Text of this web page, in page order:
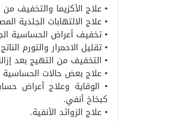
• علاج الأكزيما والتخفيف من
• علاج الالتهابات الجلدية
• تخفيف أعراض الحساسية
• تقليل الاحمرار والتورم
• التخفيف من التهيج بعد
• علاج بعض حالات
• الوقاية وعلاج أعراض
كبخاخ أنفي.
• علاج الزوائد الأنفية.